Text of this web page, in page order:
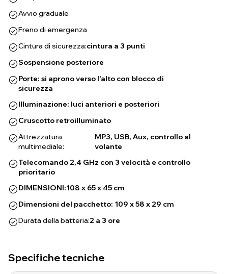
Avvio graduale
Freno di emergenza
Cintura di sicurezza:cintura a 3 punti
Sospensione posteriore
Porte: si aprono verso l'alto con blocco di
sicurezza
Illuminazione: luci anteriori e posteriori
Cruscotto retroilluminato
Attrezzatura
multimediale:
MP3, USB, Aux, controllo al
volante
Telecomando 2,4 GHz con 3 velocità e controllo
prioritario
DIMENSIONI:108 x 65 x 45 cm
Dimensioni del pacchetto: 109 x 58 x 29 cm
Durata della batteria:2 a 3 ore
Specifiche tecniche